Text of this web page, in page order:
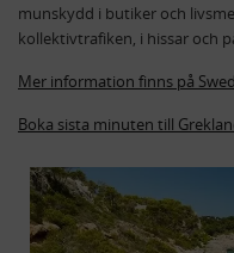
munskydd i butiker och
kollektivtrafiken, i hissar och
Mer information finns på
Boka sista minuten till